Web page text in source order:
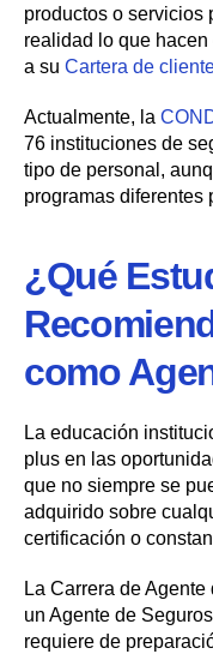
productos o servicios
realidad lo que
a su Cartera de
Actualmente, la
76 instituciones de
tipo de personal,
programas diferentes
¿Qué
como
La educación
plus en las
que no siempre se
adquirido sobre
certificación o
La Carrera de
un Agente de
requiere de